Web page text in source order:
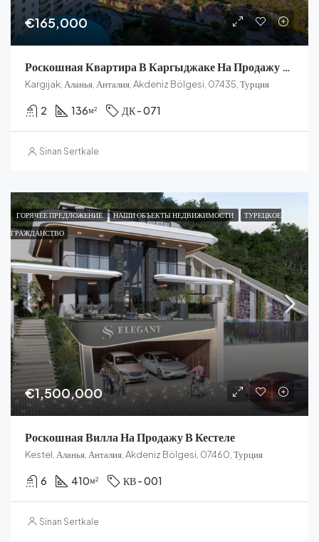
€165,000
Роскошная Квартира В Каргыджаке На Продажу С Видом На Море
Kargıjak, Аланья, Анталия, Akdeniz Bölgesi, 07435, Турция
2 136м² ДК - 071
Sinan Sertkale
ГОРЯЧЕЕ ПРЕДЛОЖЕНИЕ НАШИ ОБЪЕКТЫ НЕДВИЖИМОСТИ ТУРЕЦКОЕ
ГРАЖДАНСТВО
€1,500,000
Роскошная Вилла На Продажу В Кестеле
Kestel, Аланья, Анталия, Akdeniz Bölgesi, 07460, Турция
6 410м² КВ - 001
Sinan Sertkale